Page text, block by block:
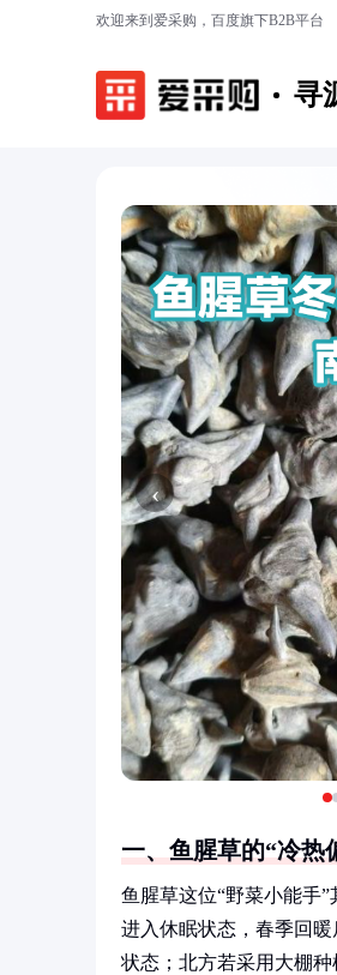
欢迎来到爱采购，百度旗下B2B平台
寻
‹
一、鱼腥草的“冷热
鱼腥草这位“野菜小能手
进入休眠状态，春季回
状态；北方若采用大棚